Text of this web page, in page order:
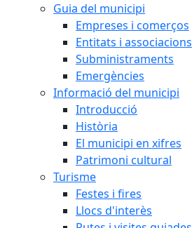
Guia del municipi
Empreses i comerços
Entitats i associacions
Subministraments
Emergències
Informació del municipi
Introducció
Història
El municipi en xifres
Patrimoni cultural
Turisme
Festes i fires
Llocs d'interès